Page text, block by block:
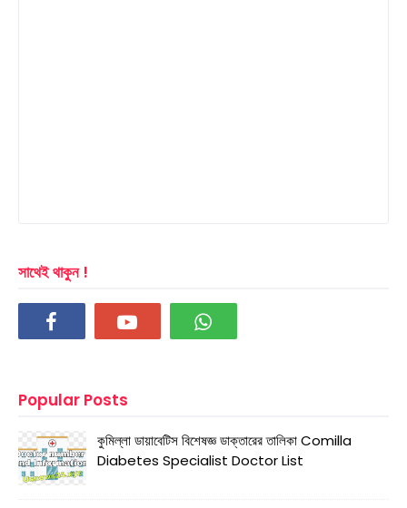
সাথেই থাকুন !
Popular Posts
কুমিল্লা ডায়াবেটিস বিশেষজ্ঞ ডাক্তারের তালিকা Comilla
Diabetes Specialist Doctor List